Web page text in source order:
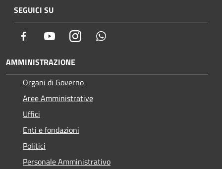
SEGUICI SU
Facebook YoutubeInstagram
AMMINISTRAZIONE
Organi di Governo
Aree Amministrative
Uffici
Enti e fondazioni
Politici
Personale Amministrativo